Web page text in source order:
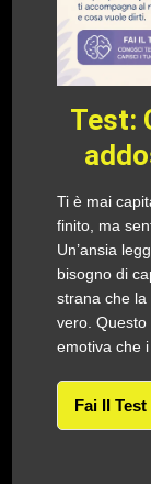
Test:
Ti è mai
finito, ma
Un’ansia
bisogno di
strana che la
vero. Questo
emotiva che
Fai Il Test